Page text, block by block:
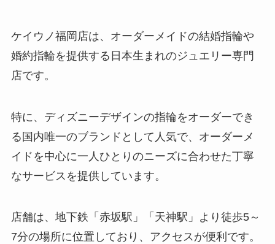
ケイウノ福岡店は、オーダーメイドの結婚指輪や
婚約指輪を提供する日本生まれのジュエリー専門
店です。
特に、ディズニーデザインの指輪をオーダーでき
る国内唯一のブランドとして人気で、オーダーメ
イドを中心に一人ひとりのニーズに合わせた丁寧
なサービスを提供しています。
店舗は、地下鉄「赤坂駅」「天神駅」より徒歩5～
7分の場所に位置しており、アクセスが便利です。